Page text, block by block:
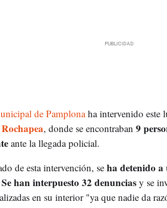
de Pamplonaha intervenido este
Rochapea, donde se encontraban 9
ante la llegada policial.
de esta intervención, se ha detenido a
han interpuesto 32 denunciasy se
en su interior "ya que nadie da